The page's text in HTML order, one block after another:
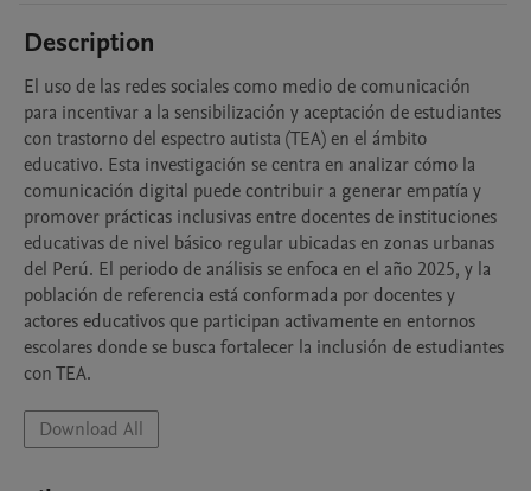
Description
El uso de las redes sociales como medio de comunicación
para incentivar a la sensibilización y aceptación de estudiantes
con trastorno del espectro autista (TEA) en el ámbito
educativo. Esta investigación se centra en analizar cómo la
comunicación digital puede contribuir a generar empatía y
promover prácticas inclusivas entre docentes de instituciones
educativas de nivel básico regular ubicadas en zonas urbanas
del Perú. El periodo de análisis se enfoca en el año 2025, y la
población de referencia está conformada por docentes y
actores educativos que participan activamente en entornos
escolares donde se busca fortalecer la inclusión de estudiantes
con TEA.
Download All